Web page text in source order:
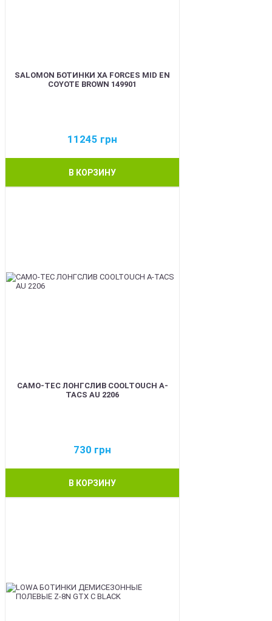
SALOMON БОТИНКИ XA FORCES MID EN
COYOTE BROWN 149901
11245 грн
В КОРЗИНУ
CAMO-TEC ЛОНГСЛИВ COOLTOUCH A-
TACS AU 2206
730 грн
В КОРЗИНУ